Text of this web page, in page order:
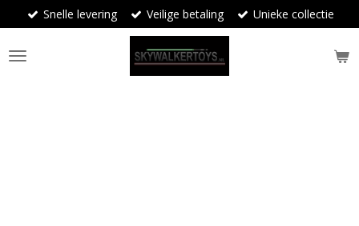
direct
naar
de
Snelle levering Veilige betaling Unieke collectie